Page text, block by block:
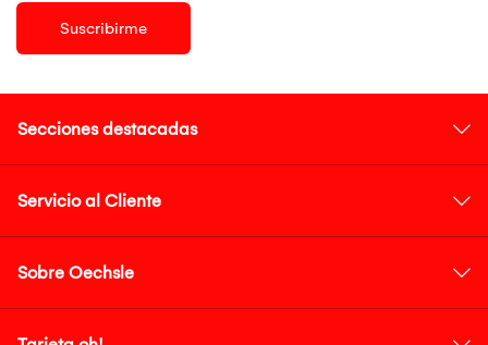
Suscribirme
Secciones destacadas
Servicio al Cliente
Sobre Oechsle